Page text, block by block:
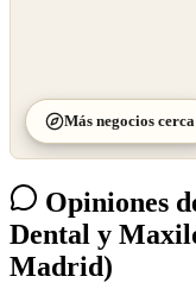
Más negocios cerca
Opiniones
Dental y
Madrid)